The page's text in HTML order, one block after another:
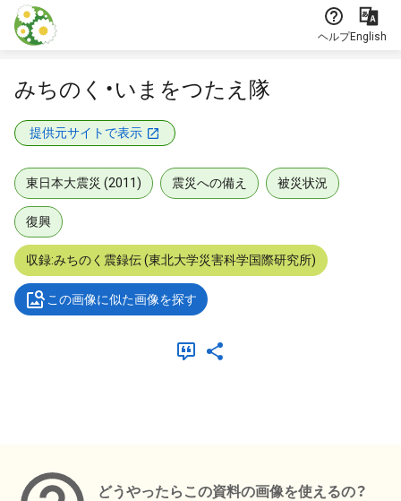
本文に飛ぶ
ヘルプEnglish
みちのく・いまをつたえ隊
提供元サイトで表示
東日本大震災 (2011) 震災への備え 被災状況
復興
収録:みちのく震録伝 (東北大学災害科学国際研究所)
この画像に似た画像を探す
どうやったらこの資料の画像を使えるの？